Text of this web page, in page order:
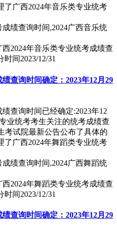
广西2024年音乐类专业统考
西2024年音乐类专业统考成绩查
时间2023/12/31
查询时间确定：2023年12月29
查询时间已经确定:2023年12
业统考考生关注的统考成绩查
考试院最新公告公布了具体的
广西2024年舞蹈类专业统考
西2024年舞蹈类专业统考成绩查
时间2023/12/31
查询时间确定：2023年12月29